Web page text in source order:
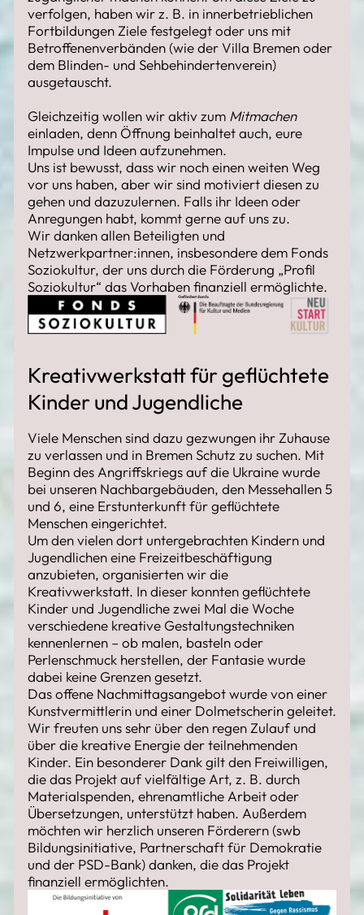
verfolgen, haben wir z. B. in innerbetrieblichen
Fortbildungen Ziele festgelegt oder uns mit
Betroffenenverbänden (wie der Villa Bremen oder
dem Blinden- und Sehbehindertenverein)
ausgetauscht.
Gleichzeitig wollen wir aktiv zum Mitmachen
einladen, denn Öffnung beinhaltet auch, eure
Impulse und Ideen aufzunehmen.
Uns ist bewusst, dass wir noch einen weiten Weg
vor uns haben, aber wir sind motiviert diesen zu
gehen und dazuzulernen. Falls ihr Ideen oder
Anregungen habt, kommt gerne auf uns zu.
Wir danken allen Beteiligten und
Netzwerkpartner:innen, insbesondere dem Fonds
Soziokultur, der uns durch die Förderung „Profil
Soziokultur“ das Vorhaben finanziell ermöglichte.
Kreativwerkstatt für geflüchtete
Kinder und Jugendliche
Viele Menschen sind dazu gezwungen ihr Zuhause
zu verlassen und in Bremen Schutz zu suchen. Mit
Beginn des Angriffskriegs auf die Ukraine wurde
bei unseren Nachbargebäuden, den Messehallen 5
und 6, eine Erstunterkunft für geflüchtete
Menschen eingerichtet.
Um den vielen dort untergebrachten Kindern und
Jugendlichen eine Freizeitbeschäftigung
anzubieten, organisierten wir die
Kreativwerkstatt. In dieser konnten geflüchtete
Kinder und Jugendliche zwei Mal die Woche
verschiedene kreative Gestaltungstechniken
kennenlernen – ob malen, basteln oder
Perlenschmuck herstellen, der Fantasie wurde
dabei keine Grenzen gesetzt.
Das offene Nachmittagsangebot wurde von einer
Kunstvermittlerin und einer Dolmetscherin geleitet.
Wir freuten uns sehr über den regen Zulauf und
über die kreative Energie der teilnehmenden
Kinder. Ein besonderer Dank gilt den Freiwilligen,
die das Projekt auf vielfältige Art, z. B. durch
Materialspenden, ehrenamtliche Arbeit oder
Übersetzungen, unterstützt haben. Außerdem
möchten wir herzlich unseren Förderern (swb
Bildungsinitiative, Partnerschaft für Demokratie
und der PSD-Bank) danken, die das Projekt
finanziell ermöglichten.